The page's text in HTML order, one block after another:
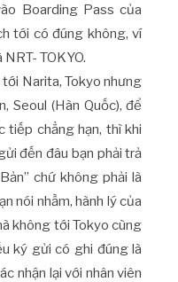
Boarding Pass của
tới có đúng không, ví
TOKYO.
tới Narita, Tokyo nhưng
Seoul (Hàn Quốc), để
tiếp chẳng hạn, thì khi
đến đâu bạn phải trả
chứ không phải là
nói nhầm, hành lý của
không tới Tokyo cùng
ký gửi có ghi đúng là
nhận lại với nhân viên